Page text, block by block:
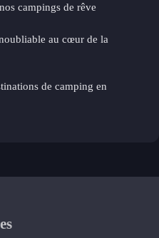
campings de rêve
au cœur de la
de camping en